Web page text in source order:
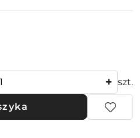
szt.